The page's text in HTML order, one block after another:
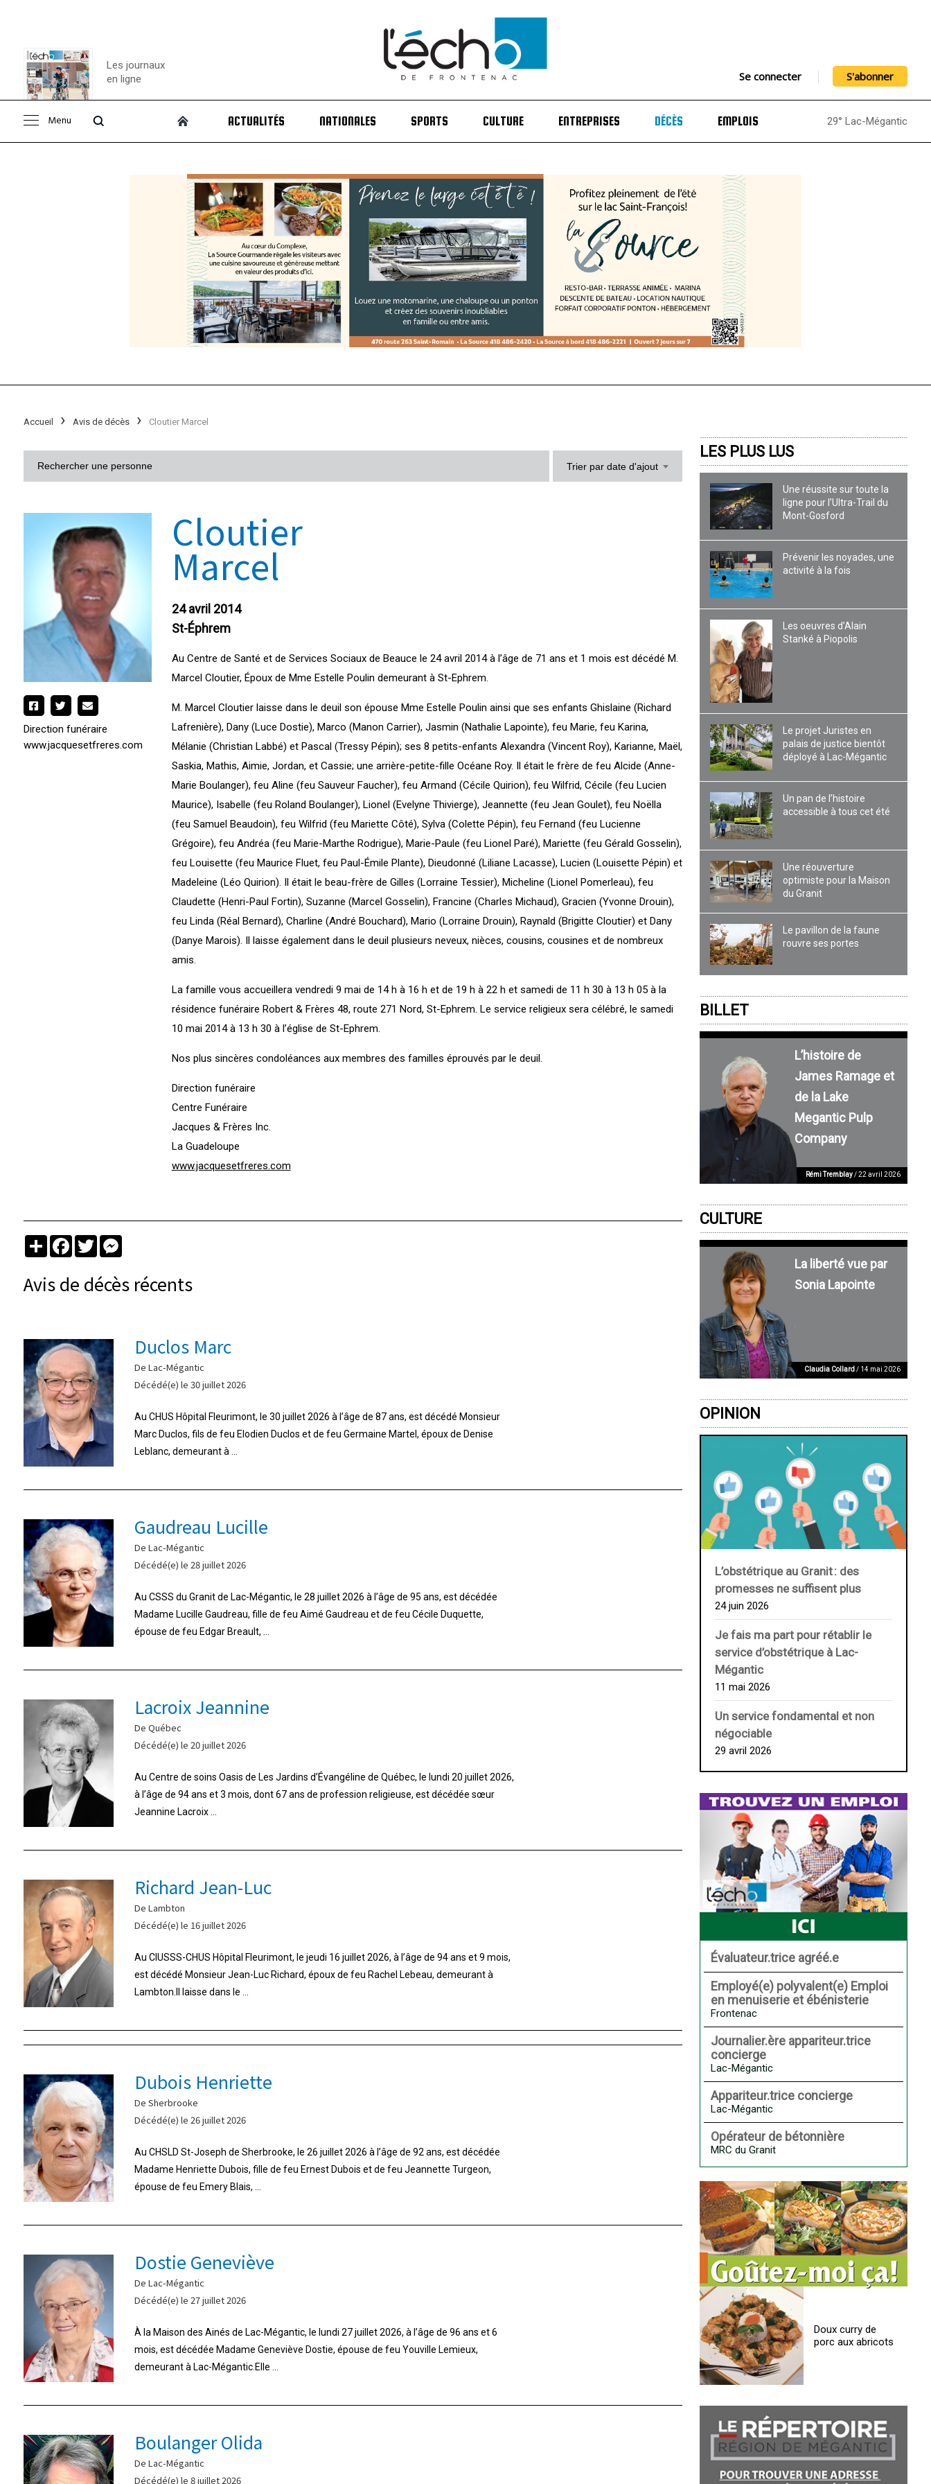
Consulter le
Les journaux
en ligne
Se connecter S'abonner
Menu ACTUALITÉS NATIONALES SPORTS CULTURE ENTREPRISES DÉCÈS EMPLOIS 29° Lac-Mégantic
Accueil Avis de décès Cloutier Marcel
Trier par date d'ajout
Direction funéraire
www.jacquesetfreres.com
Cloutier
Marcel
24 avril 2014
St-Éphrem
Au Centre de Santé et de Services Sociaux de Beauce le 24 avril 2014 à l’âge de 71 ans et 1 mois est décédé M.
Marcel Cloutier, Époux de Mme Estelle Poulin demeurant à St-Ephrem.
M. Marcel Cloutier laisse dans le deuil son épouse Mme Estelle Poulin ainsi que ses enfants Ghislaine (Richard
Lafrenière), Dany (Luce Dostie), Marco (Manon Carrier), Jasmin (Nathalie Lapointe), feu Marie, feu Karina,
Mélanie (Christian Labbé) et Pascal (Tressy Pépin); ses 8 petits-enfants Alexandra (Vincent Roy), Karianne, Maël,
Saskia, Mathis, Aimie, Jordan, et Cassie; une arrière-petite-fille Océane Roy. Il était le frère de feu Alcide (Anne-
Marie Boulanger), feu Aline (feu Sauveur Faucher), feu Armand (Cécile Quirion), feu Wilfrid, Cécile (feu Lucien
Maurice), Isabelle (feu Roland Boulanger), Lionel (Evelyne Thivierge), Jeannette (feu Jean Goulet), feu Noëlla
(feu Samuel Beaudoin), feu Wilfrid (feu Mariette Côté), Sylva (Colette Pépin), feu Fernand (feu Lucienne
Grégoire), feu Andréa (feu Marie-Marthe Rodrigue), Marie-Paule (feu Lionel Paré), Mariette (feu Gérald Gosselin),
feu Louisette (feu Maurice Fluet, feu Paul-Émile Plante), Dieudonné (Liliane Lacasse), Lucien (Louisette Pépin) et
Madeleine (Léo Quirion). Il était le beau-frère de Gilles (Lorraine Tessier), Micheline (Lionel Pomerleau), feu
Claudette (Henri-Paul Fortin), Suzanne (Marcel Gosselin), Francine (Charles Michaud), Gracien (Yvonne Drouin),
feu Linda (Réal Bernard), Charline (André Bouchard), Mario (Lorraine Drouin), Raynald (Brigitte Cloutier) et Dany
(Danye Marois). Il laisse également dans le deuil plusieurs neveux, nièces, cousins, cousines et de nombreux
amis.
La famille vous accueillera vendredi 9 mai de 14 h à 16 h et de 19 h à 22 h et samedi de 11 h 30 à 13 h 05 à la
résidence funéraire Robert & Frères 48, route 271 Nord, St-Ephrem. Le service religieux sera célébré, le samedi
10 mai 2014 à 13 h 30 à l’église de St-Ephrem.
Nos plus sincères condoléances aux membres des familles éprouvés par le deuil.
Direction funéraire
Centre Funéraire
Jacques & Frères Inc.
La Guadeloupe
www.jacquesetfreres.com
PartagerFacebook
TwitterMessenger
Avis de décès récents
Duclos Marc
De Lac-Mégantic
Décédé(e) le 30 juillet 2026
Au CHUS Hôpital Fleurimont, le 30 juillet 2026 à l’âge de 87 ans, est décédé Monsieur
Marc Duclos, fils de feu Elodien Duclos et de feu Germaine Martel, époux de Denise
Leblanc, demeurant à ...
Gaudreau Lucille
De Lac-Mégantic
Décédé(e) le 28 juillet 2026
Au CSSS du Granit de Lac-Mégantic, le 28 juillet 2026 à l’âge de 95 ans, est décédée
Madame Lucille Gaudreau, fille de feu Aimé Gaudreau et de feu Cécile Duquette,
épouse de feu Edgar Breault, ...
Lacroix Jeannine
De Québec
Décédé(e) le 20 juillet 2026
Au Centre de soins Oasis de Les Jardins d’Évangéline de Québec, le lundi 20 juillet 2026,
à l’âge de 94 ans et 3 mois, dont 67 ans de profession religieuse, est décédée sœur
Jeannine Lacroix ...
Richard Jean-Luc
De Lambton
Décédé(e) le 16 juillet 2026
Au CIUSSS-CHUS Hôpital Fleurimont, le jeudi 16 juillet 2026, à l’âge de 94 ans et 9 mois,
est décédé Monsieur Jean-Luc Richard, époux de feu Rachel Lebeau, demeurant à
Lambton.Il laisse dans le ...
Dubois Henriette
De Sherbrooke
Décédé(e) le 26 juillet 2026
Au CHSLD St-Joseph de Sherbrooke, le 26 juillet 2026 à l’âge de 92 ans, est décédée
Madame Henriette Dubois, fille de feu Ernest Dubois et de feu Jeannette Turgeon,
épouse de feu Emery Blais, ...
Dostie Geneviève
De Lac-Mégantic
Décédé(e) le 27 juillet 2026
À la Maison des Ainés de Lac-Mégantic, le lundi 27 juillet 2026, à l’âge de 96 ans et 6
mois, est décédée Madame Geneviève Dostie, épouse de feu Youville Lemieux,
demeurant à Lac-Mégantic.Elle ...
Boulanger Olida
De Lac-Mégantic
Décédé(e) le 8 juillet 2026
LES PLUS LUS
Une réussite sur toute la
ligne pour l’Ultra-Trail du
Mont-Gosford
Prévenir les noyades, une
activité à la fois
Les oeuvres d’Alain
Stanké à Piopolis
Le projet Juristes en
palais de justice bientôt
déployé à Lac-Mégantic
Un pan de l’histoire
accessible à tous cet été
Une réouverture
optimiste pour la Maison
du Granit
Le pavillon de la faune
rouvre ses portes
BILLET
L’histoire de
James Ramage et
de la Lake
Megantic Pulp
Company
Rémi Tremblay/ 22 avril 2026
CULTURE
La liberté vue par
Sonia Lapointe
Claudia Collard/ 14 mai 2026
OPINION
L’obstétrique au ­Granit : des
promesses ne suffisent plus
24 juin 2026
Je fais ma part pour rétablir le
service d’obstétrique à Lac-
Mégantic
11 mai 2026
Un service fondamental et non
négociable
29 avril 2026
Évaluateur.trice agréé.e
Employé(e) polyvalent(e) Emploi
en menuiserie et ébénisterie
Frontenac
Journalier.ère appariteur.trice
concierge
Lac-Mégantic
Appariteur.trice concierge
Lac-Mégantic
Opérateur de bétonnière
MRC du Granit
Doux curry de
porc aux abricots